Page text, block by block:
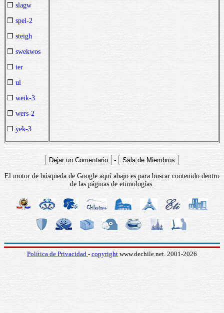
❒ slagw
❒ spel-2
❒ steigh
❒ swekwos
❒ ter
❒ ul
❒ weik-3
❒ wers-2
❒ yek-3
-
El motor de búsqueda de Google aquí abajo es para buscar contenido dentro
de las páginas de etimologías.
Política de Privacidad - copyright www.dechile.net. 2001-2026